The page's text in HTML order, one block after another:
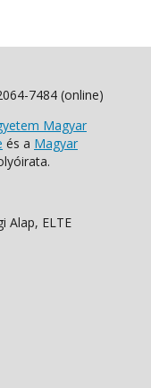
7484 (online)
Magyar
és a Magyar
Alap, ELTE